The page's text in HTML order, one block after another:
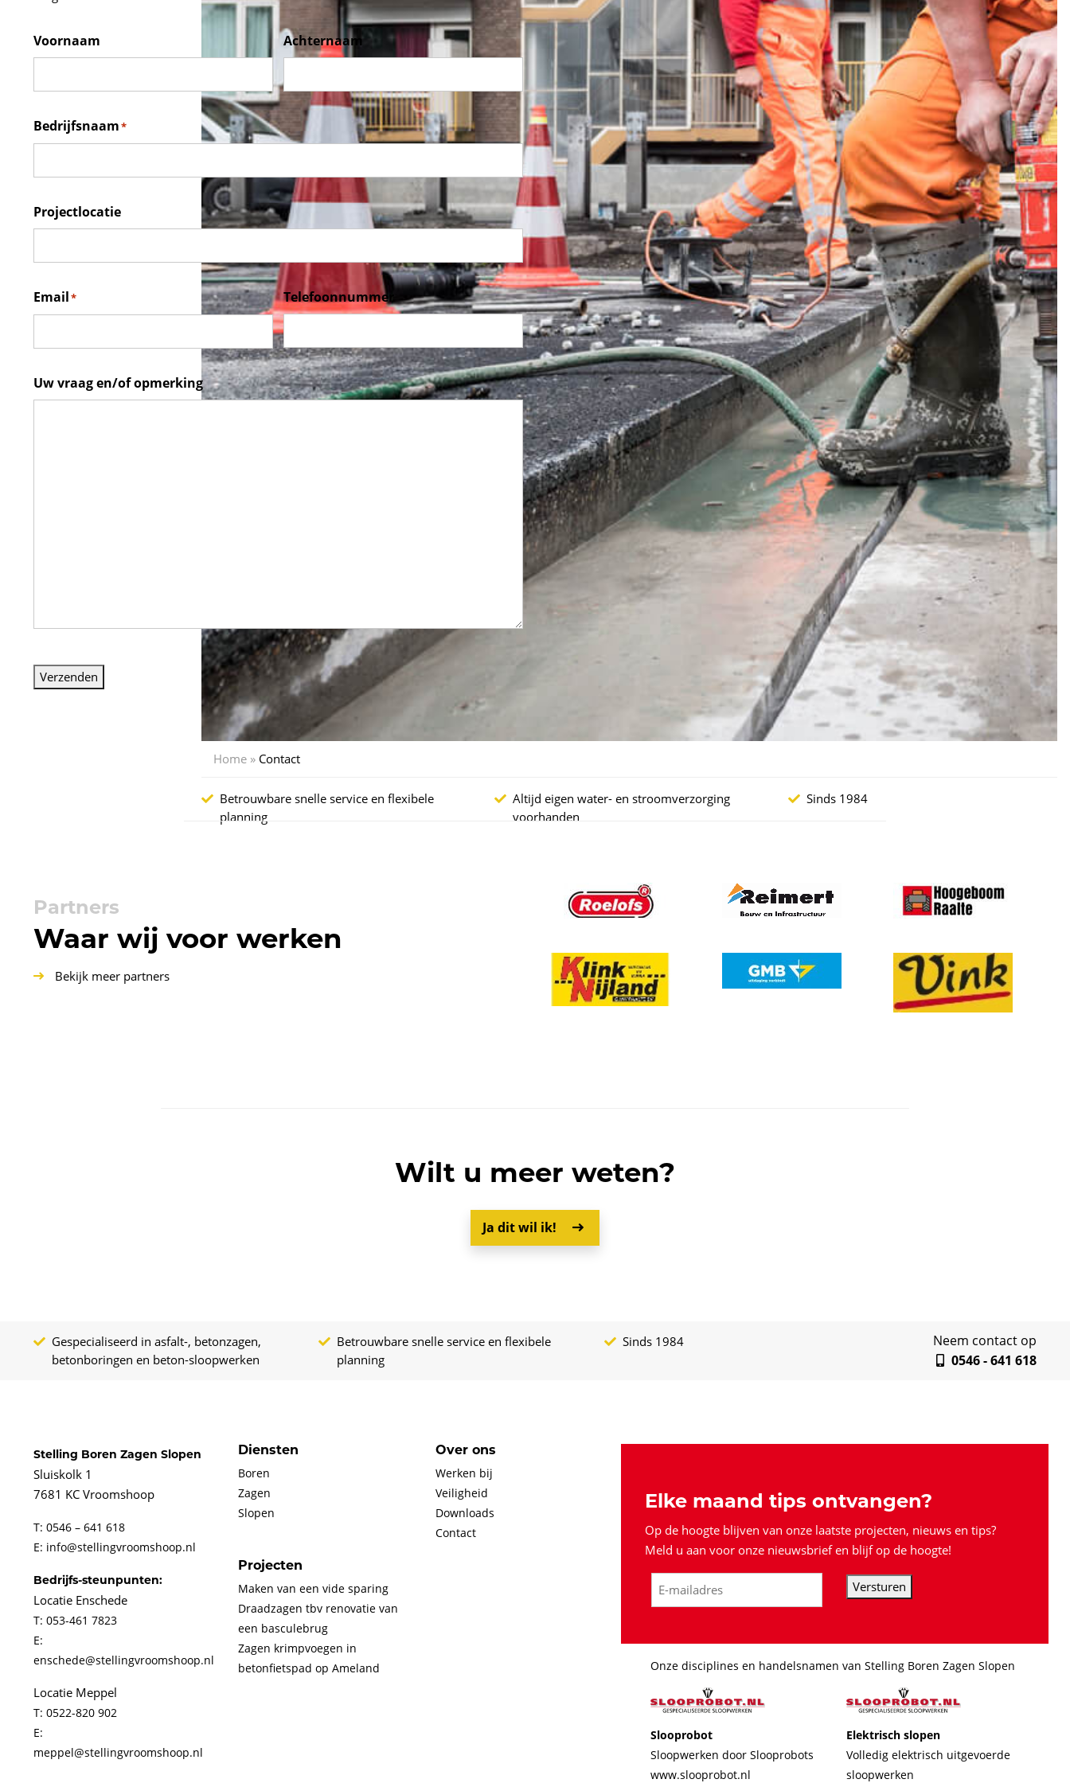
Home» Contact
Betrouwbare snelle service en flexibele
planning
Altijd eigen water- en stroomverzorging
voorhanden
Sinds 1984
Voornaam Achternaam
Bedrijfsnaam*
Projectlocatie
Email* Telefoonnummer
Uw vraag en/of opmerking
Verzenden
Partners
Waar wij voor werken
Bekijk meer partners
Wilt u meer weten?
Ja dit wil ik!
Gespecialiseerd in asfalt-, betonzagen,
betonboringen en beton-sloopwerken
Betrouwbare snelle service en flexibele
planning
Sinds 1984
Neem contact op
0546 - 641 618
Stelling Boren Zagen Slopen
Sluiskolk 1
7681 KC Vroomshoop
T: 0546 – 641 618
E: info@stellingvroomshoop.nl
Bedrijfs-steunpunten:
Locatie Enschede
T: 053-461 7823
E:
enschede@stellingvroomshoop.nl
Locatie Meppel
T: 0522-820 902
E:
meppel@stellingvroomshoop.nl
Diensten
Boren
Zagen
Slopen
Projecten
Maken van een vide sparing
Draadzagen tbv renovatie van
een basculebrug
Zagen krimpvoegen in
betonfietspad op Ameland
Over ons
Werken bij
Veiligheid
Downloads
Contact
Elke maand tips ontvangen?
Op de hoogte blijven van onze laatste projecten, nieuws en tips?
Meld u aan voor onze nieuwsbrief en blijf op de hoogte!
Versturen
Onze disciplines en handelsnamen van Stelling Boren Zagen Slopen
Slooprobot
Sloopwerken door Slooprobots
www.slooprobot.nl
Elektrisch slopen
Volledig elektrisch uitgevoerde
sloopwerken